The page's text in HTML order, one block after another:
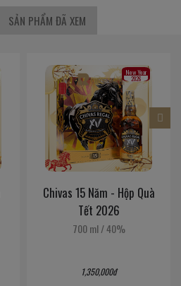
SẢN PHẨM ĐÃ XEM
New Year
2026
Chivas 15 Năm - Hộp Quà
Tết 2026
700 ml/40%
1,350,000đ